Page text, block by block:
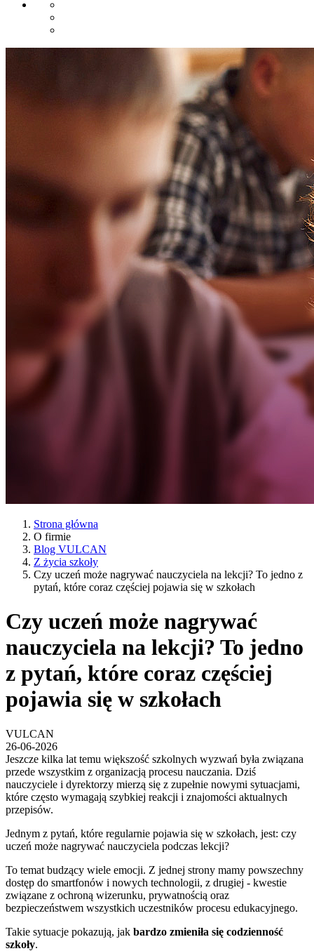
Strona główna
O firmie
Blog VULCAN
Z życia szkoły
Czy uczeń może nagrywać nauczyciela na lekcji? To jedno z
pytań, które coraz częściej pojawia się w szkołach
Czy uczeń może nagrywać
nauczyciela na lekcji? To jedno
z pytań, które coraz częściej
pojawia się w szkołach
VULCAN
26-06-2026
Jeszcze kilka lat temu większość szkolnych wyzwań była związana
przede wszystkim z organizacją procesu nauczania. Dziś
nauczyciele i dyrektorzy mierzą się z zupełnie nowymi sytuacjami,
które często wymagają szybkiej reakcji i znajomości aktualnych
przepisów.
Jednym z pytań, które regularnie pojawia się w szkołach, jest: czy
uczeń może nagrywać nauczyciela podczas lekcji?
To temat budzący wiele emocji. Z jednej strony mamy powszechny
dostęp do smartfonów i nowych technologii, z drugiej - kwestie
związane z ochroną wizerunku, prywatnością oraz
bezpieczeństwem wszystkich uczestników procesu edukacyjnego.
Takie sytuacje pokazują, jak bardzo zmieniła się codzienność
szkoły.